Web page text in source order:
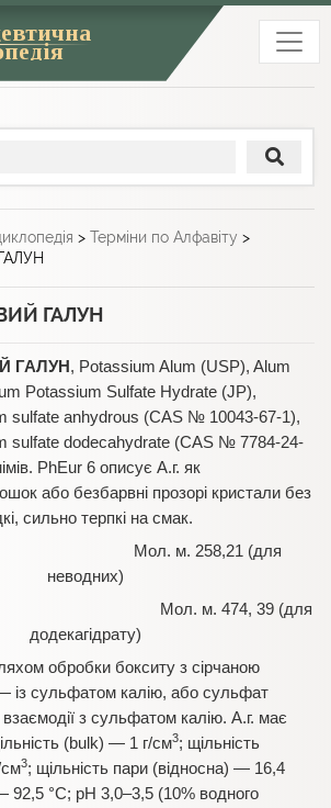
> Терміни по Алфавіту >
ГАЛУН
ГАЛУН, Potassium Alum (USP), Alum
Potassium Sulfate Hydrate (JP),
sulfate anhydrous (CAS № 10043-67-1),
sulfate dodecahydrate (CAS № 7784-24-
PhEur 6 описує А.г. як
або безбарвні прозорі кристали без
сильно терпкі на смак.
м. 258,21 (для
неводних)
Мол. м. 474, 39 (для
додекагідрату)
обробки бокситу з сірчаною
із сульфатом калію, або сульфат
з сульфатом калію. А.г. має
(bulk) — 1 г/см3; щільність
см3; щільність пари (відносна) — 16,4
92,5 °C; рН 3,0–3,5 (10% водного